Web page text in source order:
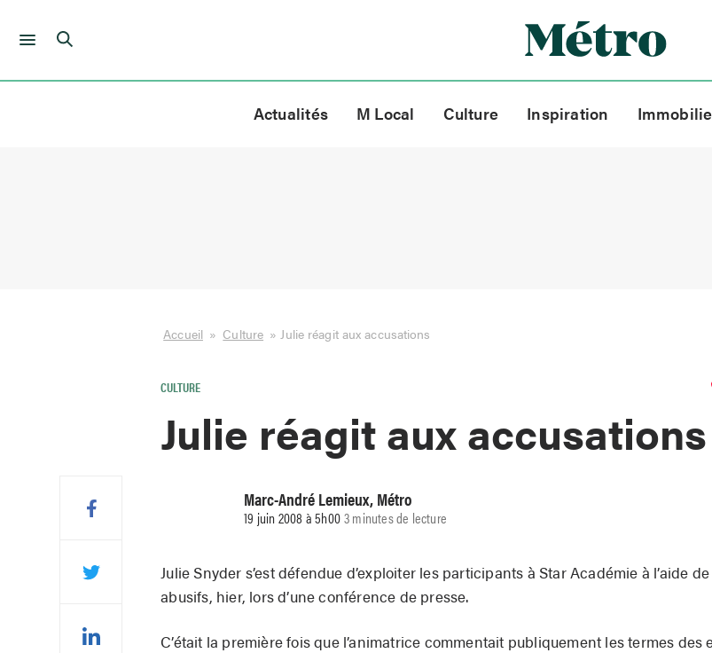
Skip
Actualités M Local Culture Inspiration
Accueil » Culture »Julie réagit aux accusations
CULTURE
Julie réagit aux accusations
Marc-André Lemieux, Métro
19 juin 2008 à 5h003 minutes de lecture
Julie Snyder s’est défendue d’exploiter les participants à Star Acadé­mie à l’aide
abusifs, hier, lors d’une conférence de presse.
C’était la première fois que l’animatrice commentait publiquement les termes des